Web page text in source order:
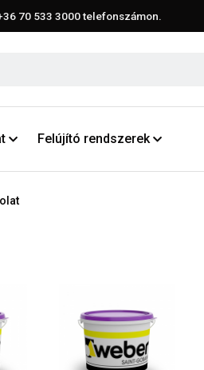
70 533 3000telefonszámon.
Felújító rendszerek